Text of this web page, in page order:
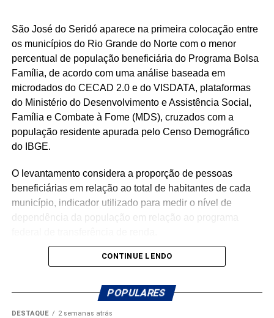
São José do Seridó aparece na primeira colocação entre
os municípios do Rio Grande do Norte com o menor
percentual de população beneficiária do Programa Bolsa
Família, de acordo com uma análise baseada em
microdados do CECAD 2.0 e do VISDATA, plataformas
do Ministério do Desenvolvimento e Assistência Social,
Família e Combate à Fome (MDS), cruzados com a
população residente apurada pelo Censo Demográfico
do IBGE.
O levantamento considera a proporção de pessoas
beneficiárias em relação ao total de habitantes de cada
município, indicador utilizado para medir o nível de
dependência da população em relação ao programa
Com população de 4.558 habitantes, São José do Seridó
Família, o equivalente a 13,6% da população, o menor
percentual entre os municípios potiguares analisados.
CONTINUE LENDO
POPULARES
DESTAQUE 2 semanas atrás